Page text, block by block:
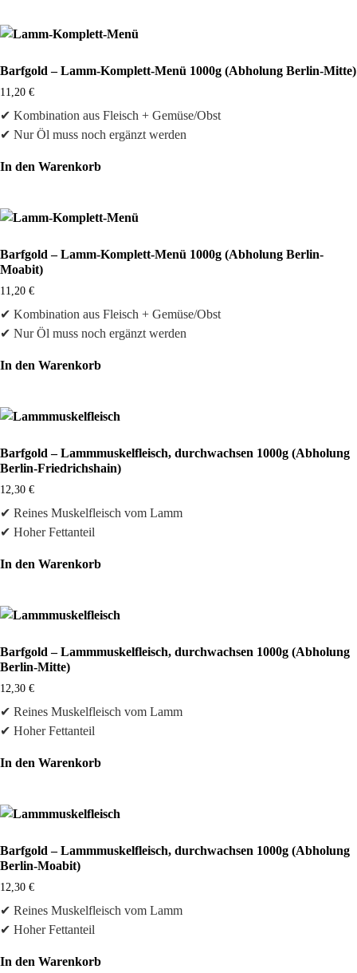
Barfgold – Lamm-Komplett-Menü 1000g (Abholung Berlin-Mitte)
11,20 €
✔ Kombination aus Fleisch + Gemüse/Obst
✔ Nur Öl muss noch ergänzt werden
In den Warenkorb
Barfgold – Lamm-Komplett-Menü 1000g (Abholung Berlin-
Moabit)
11,20 €
✔ Kombination aus Fleisch + Gemüse/Obst
✔ Nur Öl muss noch ergänzt werden
In den Warenkorb
Barfgold – Lammmuskelfleisch, durchwachsen 1000g (Abholung
Berlin-Friedrichshain)
12,30 €
✔ Reines Muskelfleisch vom Lamm
✔ Hoher Fettanteil
In den Warenkorb
Barfgold – Lammmuskelfleisch, durchwachsen 1000g (Abholung
Berlin-Mitte)
12,30 €
✔ Reines Muskelfleisch vom Lamm
✔ Hoher Fettanteil
In den Warenkorb
Barfgold – Lammmuskelfleisch, durchwachsen 1000g (Abholung
Berlin-Moabit)
12,30 €
✔ Reines Muskelfleisch vom Lamm
✔ Hoher Fettanteil
In den Warenkorb